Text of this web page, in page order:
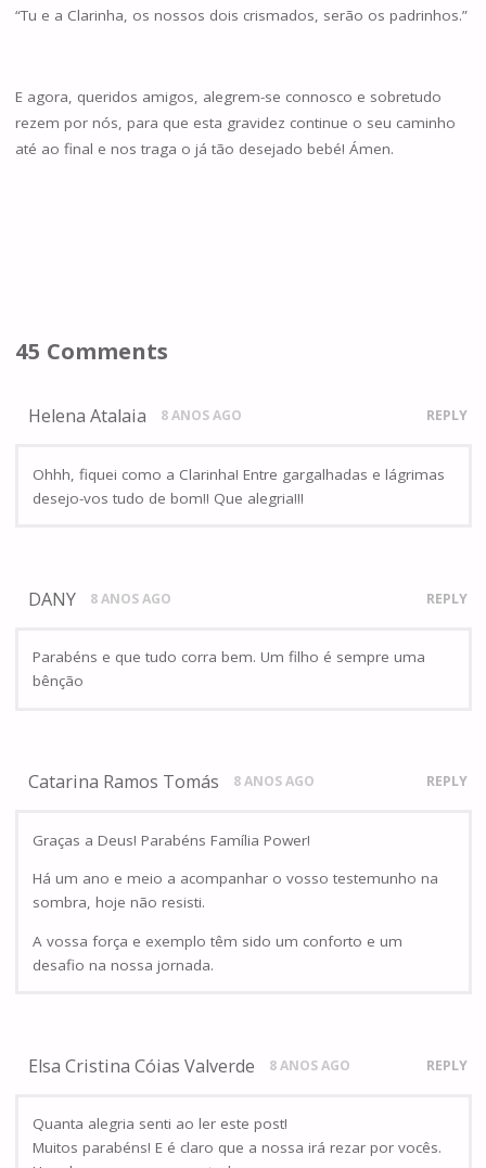
“Tu e a Clarinha, os nossos dois crismados, serão os padrinhos.”
E agora, queridos amigos, alegrem-se connosco e sobretudo
rezem por nós, para que esta gravidez continue o seu caminho
até ao final e nos traga o já tão desejado bebé! Ámen.
45 Comments
Helena Atalaia 8 ANOS AGO REPLY
Ohhh, fiquei como a Clarinha! Entre gargalhadas e lágrimas
desejo-vos tudo de bom!! Que alegria!!!
DANY 8 ANOS AGO REPLY
Parabéns e que tudo corra bem. Um filho é sempre uma
bênção
Catarina Ramos Tomás 8 ANOS AGO REPLY
Graças a Deus! Parabéns Família Power!
Há um ano e meio a acompanhar o vosso testemunho na
sombra, hoje não resisti.
A vossa força e exemplo têm sido um conforto e um
desafio na nossa jornada.
Elsa Cristina Cóias Valverde 8 ANOS AGO REPLY
Quanta alegria senti ao ler este post!
Muitos parabéns! E é claro que a nossa irá rezar por vocês.